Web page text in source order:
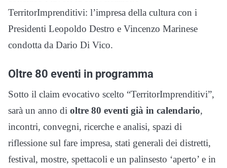
TerritorImprenditivi: l’impresa della cultura con i
Presidenti Leopoldo Destro e Vincenzo Marinese
condotta da Dario Di Vico.
Oltre 80 eventi in programma
Sotto il claim evocativo scelto “TerritorImprenditivi”,
sarà un anno di oltre 80 eventi già in calendario,
incontri, convegni, ricerche e analisi, spazi di
riflessione sul fare impresa, stati generali dei distretti,
festival, mostre, spettacoli e un palinsesto ‘aperto’ e in